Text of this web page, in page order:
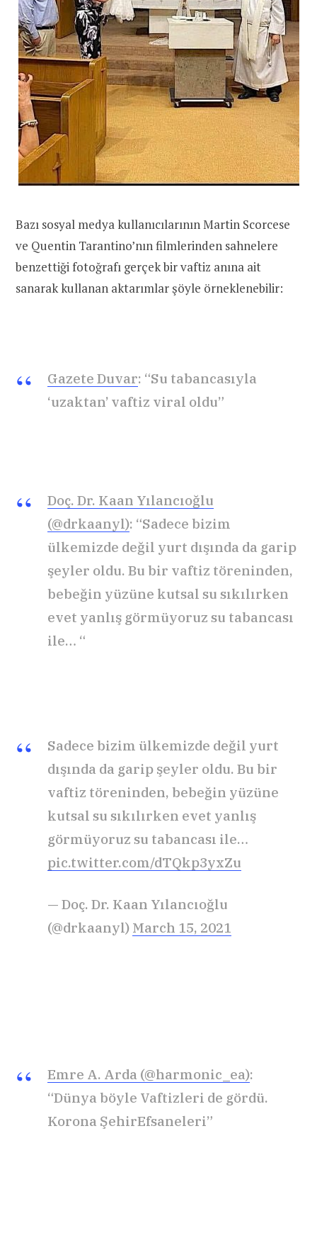
Bazı sosyal medya kullanıcılarının Martin Scorcese
ve Quentin Tarantino’nın filmlerinden sahnelere
benzettiği fotoğrafı gerçek bir vaftiz anına ait
sanarak kullanan aktarımlar şöyle örneklenebilir:
Gazete Duvar: “Su tabancasıyla
‘uzaktan’ vaftiz viral oldu”
Doç. Dr. Kaan Yılancıoğlu
(@drkaanyl): “Sadece bizim
ülkemizde değil yurt dışında da garip
şeyler oldu. Bu bir vaftiz töreninden,
bebeğin yüzüne kutsal su sıkılırken
evet yanlış görmüyoruz su tabancası
ile… “
Sadece bizim ülkemizde değil yurt
dışında da garip şeyler oldu. Bu bir
vaftiz töreninden, bebeğin yüzüne
kutsal su sıkılırken evet yanlış
görmüyoruz su tabancası ile…
pic.twitter.com/dTQkp3yxZu
— Doç. Dr. Kaan Yılancıoğlu
(@drkaanyl) March 15, 2021
Emre A. Arda (@harmonic_ea):
“Dünya böyle Vaftizleri de gördü.
Korona ŞehirEfsaneleri”